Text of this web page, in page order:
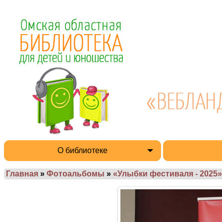
О библиотеке
Главная » Фотоальбомы » «Улыбки фестиваля - 2025»